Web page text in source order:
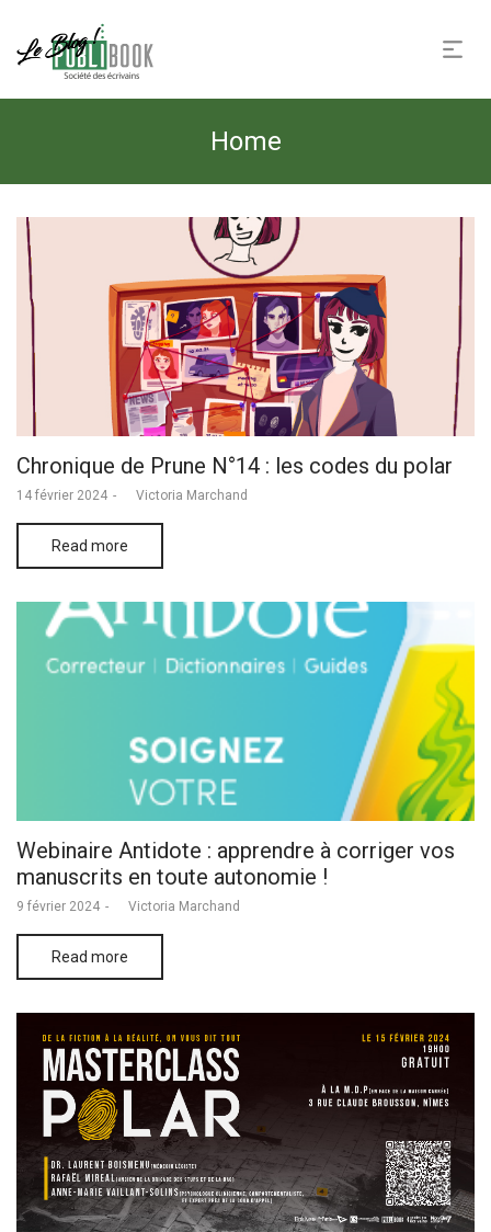
Home
Chronique de Prune N°14 : les codes du polar
Posted
14 février 2024 byVictoria Marchand
Read more
Webinaire Antidote : apprendre à corriger vos
manuscrits en toute autonomie !
Posted
9 février 2024 byVictoria Marchand
Read more